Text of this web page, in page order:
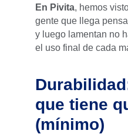
En Pivita, hemos
gente que llega
y luego lamentan no
el uso final de cada
que tiene
(mínimo)